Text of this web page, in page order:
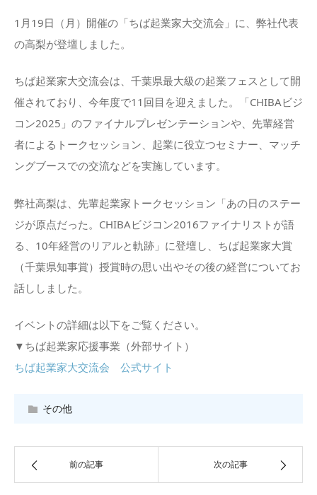
1月19日（月）開催の「ちば起業家大交流会」に、弊社代表
の高梨が登壇しました。
ちば起業家大交流会は、千葉県最大級の起業フェスとして開
催されており、今年度で11回目を迎えました。「CHIBAビジ
コン2025」のファイナルプレゼンテーションや、先輩経営
者によるトークセッション、起業に役立つセミナー、マッチ
ングブースでの交流などを実施しています。
弊社高梨は、先輩起業家トークセッション「あの日のステー
ジが原点だった。CHIBAビジコン2016ファイナリストが語
る、10年経営のリアルと軌跡」に登壇し、ちば起業家大賞
（千葉県知事賞）授賞時の思い出やその後の経営についてお
話ししました。
イベントの詳細は以下をご覧ください。
▼ちば起業家応援事業（外部サイト）
ちば起業家大交流会 公式サイト
その他
前の記事 次の記事